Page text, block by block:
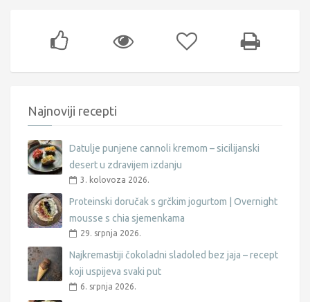
Najnoviji recepti
Datulje punjene cannoli kremom – sicilijanski
desert u zdravijem izdanju
3. kolovoza 2026.
Proteinski doručak s grčkim jogurtom | Overnight
mousse s chia sjemenkama
29. srpnja 2026.
Najkremastiji čokoladni sladoled bez jaja – recept
koji uspijeva svaki put
6. srpnja 2026.